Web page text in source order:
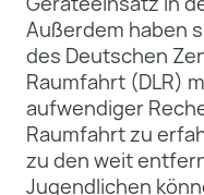
Außerdem haben
des Deutschen
Raumfahrt (DLR)
aufwendiger
Raumfahrt zu
zu den weit
Jugendlichen